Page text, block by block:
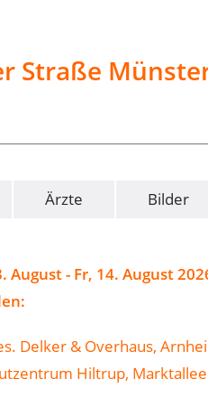
Straße
Ärzte Bilder
August - Fr, 14. August
Delker & Overhaus,
Hiltrup,